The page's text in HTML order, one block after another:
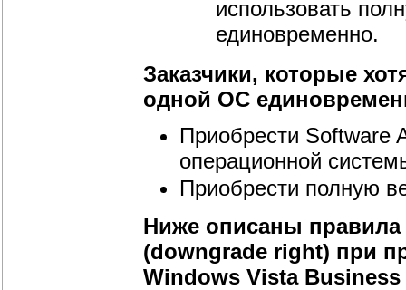
использовать
единовременно.
Заказчики, которые
одной ОС
Приобрести Software
операционной
Приобрести полную
Ниже описаны
(downgrade right) при
Windows Vista Business